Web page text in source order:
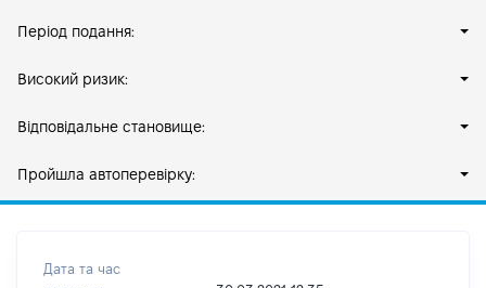
Період подання:
Високий ризик:
Відповідальне становище:
Пройшла автоперевірку:
Дата та час